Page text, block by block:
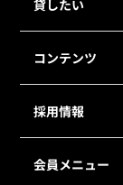
貸したい
コンテンツ
採用情報
会員メニュー